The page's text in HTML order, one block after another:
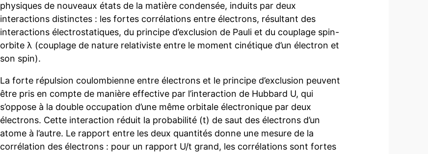
physiques de nouveaux états de la matière condensée, induits par deux
interactions distinctes : les fortes corrélations entre électrons, résultant des
interactions électrostatiques, du principe d’exclusion de Pauli et du couplage spin-
orbite λ (couplage de nature relativiste entre le moment cinétique d’un électron et
son spin).
La forte répulsion coulombienne entre électrons et le principe d’exclusion peuvent
être pris en compte de manière effective par l’interaction de Hubbard U, qui
s’oppose à la double occupation d’une même orbitale électronique par deux
électrons. Cette interaction réduit la probabilité (t) de saut des électrons d’un
atome à l’autre. Le rapport entre les deux quantités donne une mesure de la
corrélation des électrons : pour un rapport U/t grand, les corrélations sont fortes